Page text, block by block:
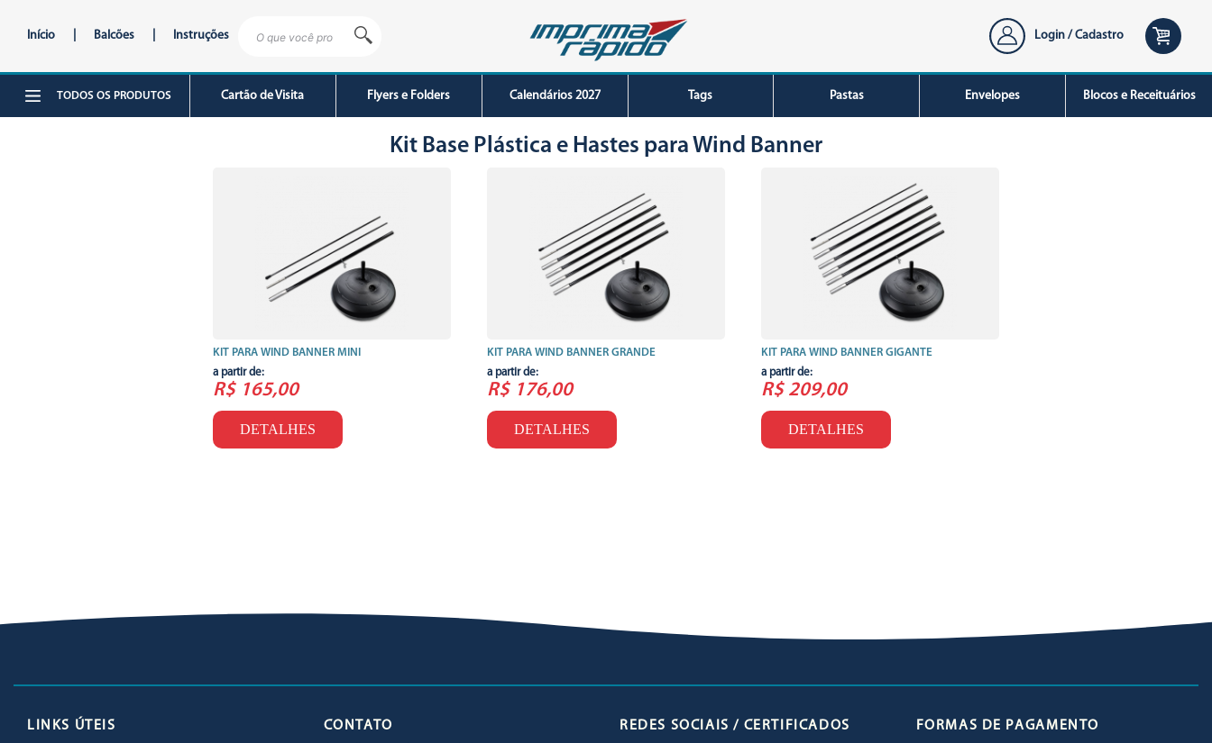
Início Balcões Instruções Login / Cadastro
TODOS OS PRODUTOS Cartão de Visita Flyers e Folders Calendários 2027 Tags Pastas Envelopes Blocos e Receituários
Kit Base Plástica e Hastes para Wind Banner
KIT PARA WIND BANNER MINI
a partir de:
R$ 165,00
DETALHES
KIT PARA WIND BANNER GRANDE
a partir de:
R$ 176,00
DETALHES
KIT PARA WIND BANNER GIGANTE
a partir de:
R$ 209,00
DETALHES
LINKS ÚTEIS CONTATO REDES SOCIAIS / CERTIFICADOS FORMAS DE PAGAMENTO